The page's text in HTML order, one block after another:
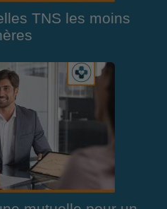
TNS les moins